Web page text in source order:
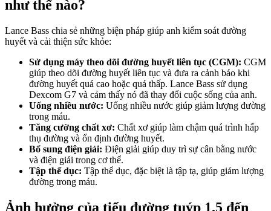
như thế nào?
Lance Bass chia sẻ những biện pháp giúp anh kiểm soát đường
huyết và cải thiện sức khỏe:
Sử dụng máy theo dõi đường huyết liên tục (CGM): CGM
giúp theo dõi đường huyết liên tục và đưa ra cảnh báo khi
đường huyết quá cao hoặc quá thấp. Lance Bass sử dụng
Dexcom G7 và cảm thấy nó đã thay đổi cuộc sống của anh.
Uống nhiều nước: Uống nhiều nước giúp giảm lượng đường
trong máu.
Tăng cường chất xơ: Chất xơ giúp làm chậm quá trình hấp
thụ đường và ổn định đường huyết.
Bổ sung điện giải: Điện giải giúp duy trì sự cân bằng nước
và điện giải trong cơ thể.
Tập thể dục: Tập thể dục, đặc biệt là tập tạ, giúp giảm lượng
đường trong máu.
Ảnh hưởng của tiểu đường tuýp 1.5 đến